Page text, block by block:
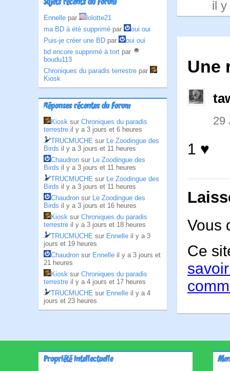
Sujets récents du Forum
Ennelle par
lolotte21
ma BD à été supprimé par
oui oui
Puis-je créer une BD par
oui oui
bd encore supprimé à tort par
boudu113
Chroniques du paradis terrestre par
Kiosk
Réponses récentes du Forum
Kiosk sur Chroniques du paradis
terrestre il y a 3 jours et 6 heures
TRUCMUCHE sur Le Zoodingue des
Birds il y a 3 jours et 11 heures
Chaudron sur Le Zoodingue des
Birds il y a 3 jours et 11 heures
TRUCMUCHE sur Le Zoodingue des
Birds il y a 3 jours et 11 heures
Chaudron sur Le Zoodingue des
Birds il y a 3 jours et 16 heures
Kiosk sur Chroniques du paradis
terrestre il y a 3 jours et 18 heures
TRUCMUCHE sur Ennelle il y a 3
jours et 19 heures
Chaudron sur Ennelle il y a 3 jours et
21 heures
Kiosk sur Chroniques du paradis
terrestre il y a 4 jours et 17 heures
TRUCMUCHE sur Ennelle il y a 4
jours et 23 heures
il y
Une
29
1 ♥
Vous
Ce
Propriété intellectuelle